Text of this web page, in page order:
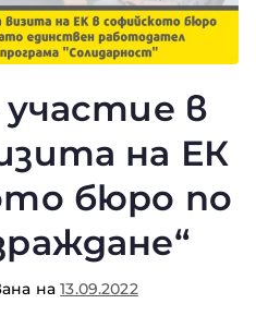
участие в
на ЕК
бюро по
на13.09.2022